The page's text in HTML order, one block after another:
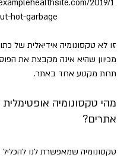
2019/1
hot-garbage
זו לא טקסונומיה אידיאלית של
מכיוון שהיא אינה מקבצת את
תחת מקטע אחד באתר.
מהי טקסונומיה
אתרים?
טקסונומיה שמאפשרת לנו